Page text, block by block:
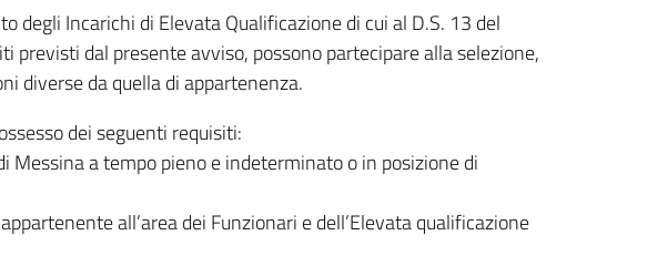
degli Incarichi di Elevata Qualificazione di cui al D.S. 13 del
previsti dal presente avviso, possono partecipare alla selezione,
diverse da quella di appartenenza.
dei seguenti requisiti:
a tempo pieno e indeterminato o in posizione di
all’area dei Funzionari e dell’Elevata qualificazione